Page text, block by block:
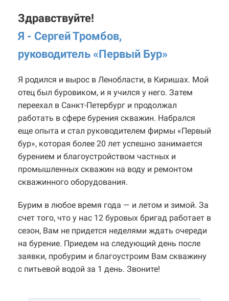
Здравствуйте!
Я - Сергей Тромбов,
руководитель «Первый Бур»
Я родился и вырос в Ленобласти, в Киришах. Мой
отец был буровиком, и я учился у него. Затем
переехал в Санкт-Петербург и продолжал
работать в сфере бурения скважин. Набрался
еще опыта и стал руководителем фирмы «Первый
бур», которая более 20 лет успешно занимается
бурением и благоустройством частных и
промышленных скважин на воду и ремонтом
скважинного оборудования.
Бурим в любое время года — и летом и зимой. За
счет того, что у нас 12 буровых бригад работает в
сезон, Вам не придется неделями ждать очереди
на бурение. Приедем на следующий день после
заявки, пробурим и благоустроим Вам скважину
с питьевой водой за 1 день. Звоните!